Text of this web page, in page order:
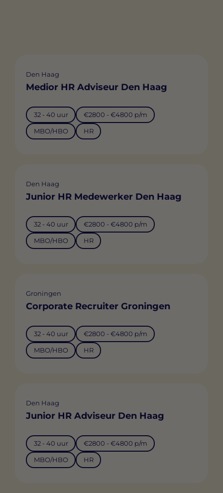
Den Haag
Medior HR Adviseur Den Haag
32 - 40 uur €2800 - €4800 p/m
MBO/HBO HR
Den Haag
Junior HR Medewerker Den Haag
32 - 40 uur €2800 - €4800 p/m
MBO/HBO HR
Groningen
Corporate Recruiter Groningen
32 - 40 uur €2800 - €4800 p/m
MBO/HBO HR
Den Haag
Junior HR Adviseur Den Haag
32 - 40 uur €2800 - €4800 p/m
MBO/HBO HR